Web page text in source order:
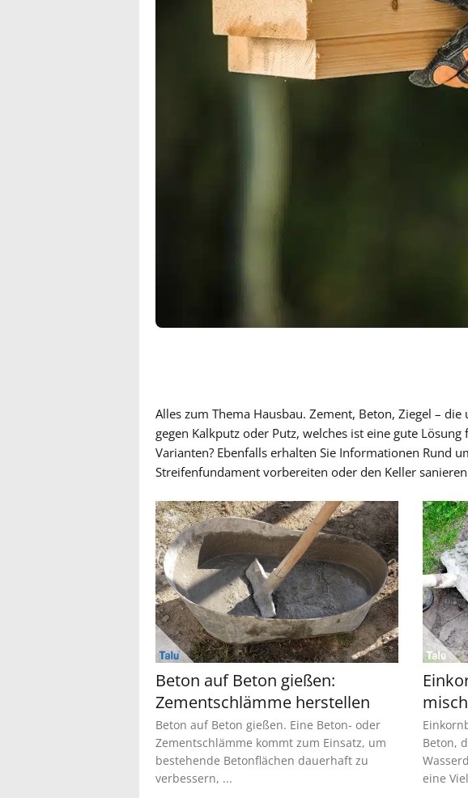
Alles zum Thema Hausbau. Zement, Beton, Ziegel –
gegen Kalkputz oder Putz, welches ist eine gute
Varianten? Ebenfalls erhalten Sie Informationen Rund
Streifenfundament vorbereiten oder den Keller
Beton auf Beton gießen:
Zementschlämme herstellen
Beton auf Beton gießen. Eine Beton- oder
Zementschlämme kommt zum Einsatz, um
bestehende Betonflächen dauerhaft zu
verbessern, ...
Beton,
eine